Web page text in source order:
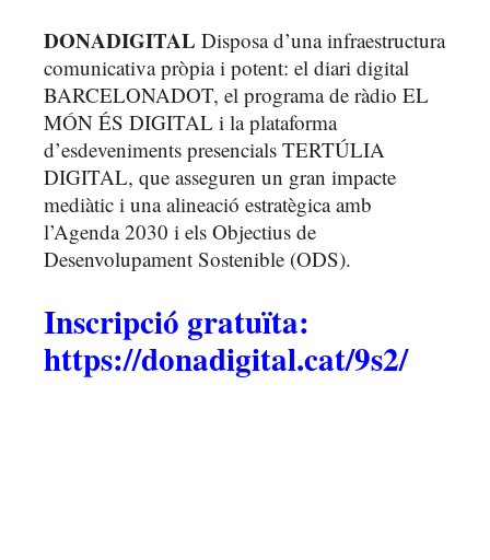
DONADIGITAL Disposa d’una infraestructura
comunicativa pròpia i potent: el diari digital
BARCELONADOT, el programa de ràdio EL
MÓN ÉS DIGITAL i la plataforma
d’esdeveniments presencials TERTÚLIA
DIGITAL, que asseguren un gran impacte
mediàtic i una alineació estratègica amb
l’Agenda 2030 i els Objectius de
Desenvolupament Sostenible (ODS).
Inscripció gratuïta:
https://donadigital.cat/9s2/